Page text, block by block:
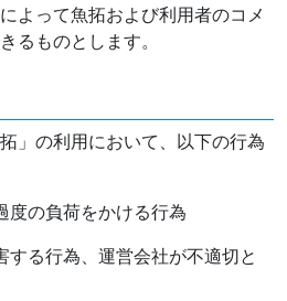
よって魚拓および利用者のコメ
るものとします。
」の利用において、以下の行為
度の負荷をかける行為
する行為、運営会社が不適切と